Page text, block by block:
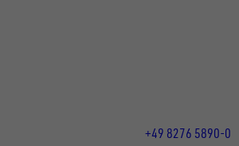
+49 8276 5890-0